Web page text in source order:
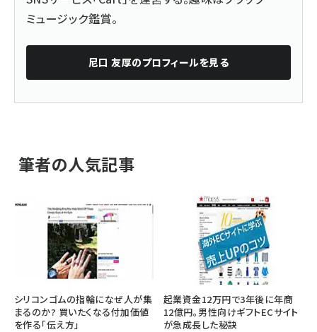
ミュージック鑑賞。
尼口 友厚のプロフィールを見る
筆者の人気記事
シリコンゴムの指輪になぜ人が集
まるのか? 買いたくなる付加価値
を作る「伝え方」
起業資金12万円で3年後に年商
12億円。男性向けギフトECサイト
が急成長した秘訣